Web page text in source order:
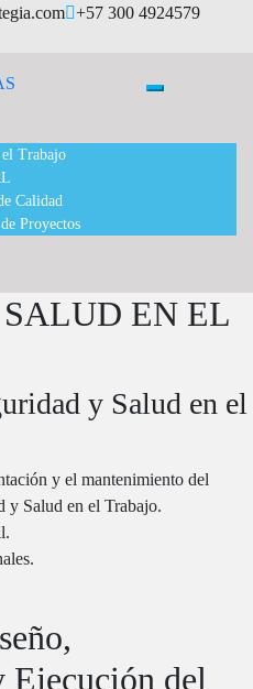
+57 300 4924579
Trabajo
Calidad
Proyectos
EN EL
y Salud en el
y el mantenimiento del
y Salud en el Trabajo.
del